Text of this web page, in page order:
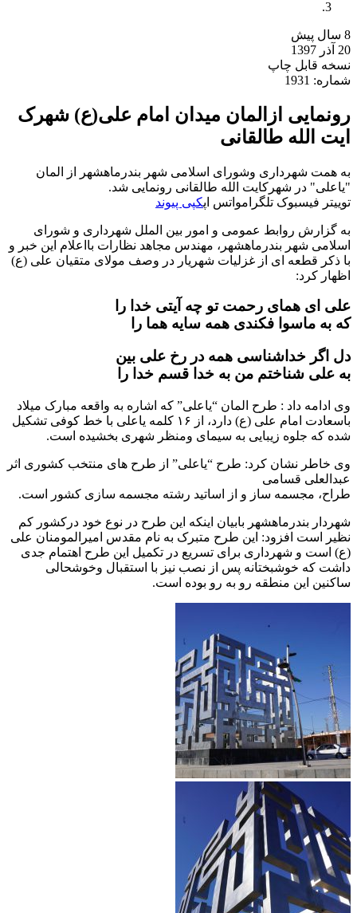
8 سال پیش
20 آذر 1397
نسخه قابل چاپ
شماره: 1931
رونمایی ازالمان میدان امام علی(ع) شهرک
ایت الله طالقانی
به همت شهرداری وشورای اسلامی شهر بندرماهشهر از المان
"یاعلی" در شهرکایت الله طالقانی رونمایی شد.
توییتر فیسبوک تلگرامواتس اپکپی پیوند
به گزارش روابط عمومی و امور بین الملل شهرداری و شورای
اسلامی شهر بندرماهشهر، مهندس مجاهد نظارات بااعلام این خبر و
با ذکر قطعه ای از غزلیات شهریار در وصف مولای متقیان علی (ع)
اظهار کرد:
علی ای همای رحمت تو چه آیتی خدا را
که به ماسوا فکندی همه سایه هما را
دل اگر خداشناسی همه در رخ علی بین
به علی شناختم من به خدا قسم خدا را
وی ادامه داد : طرح المان “یاعلی” که اشاره به واقعه مبارک میلاد
باسعادت امام علی (ع) دارد، از ۱۶ کلمه یاعلی با خط کوفی تشکیل
شده که جلوه زیبایی به سیمای ومنظر شهری بخشیده است.
وی خاطر نشان کرد: طرح “یاعلی” از طرح های منتخب کشوری اثر
عبدالعلی قسامی
طراح، مجسمه ساز و از اساتید رشته مجسمه سازی کشور است.
شهردار بندرماهشهر بابیان اینکه این طرح در نوع خود درکشور کم
نظیر است افزود: این طرح متبرک به نام مقدس امیرالمومنان علی
(ع) است و شهرداری برای تسریع در تکمیل این طرح اهتمام جدی
داشت که خوشبختانه پس از نصب نیز با استقبال وخوشحالی
ساکنین این منطقه رو به رو بوده است.